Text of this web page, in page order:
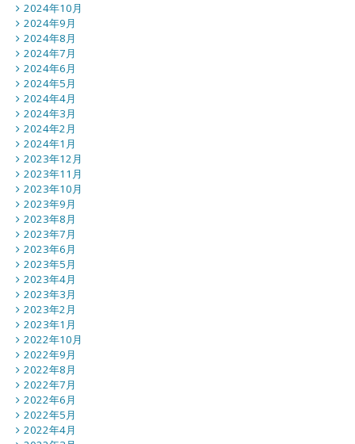
2024年10月
2024年9月
2024年8月
2024年7月
2024年6月
2024年5月
2024年4月
2024年3月
2024年2月
2024年1月
2023年12月
2023年11月
2023年10月
2023年9月
2023年8月
2023年7月
2023年6月
2023年5月
2023年4月
2023年3月
2023年2月
2023年1月
2022年10月
2022年9月
2022年8月
2022年7月
2022年6月
2022年5月
2022年4月